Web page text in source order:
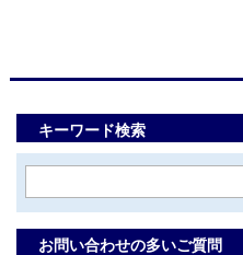
キーワード検索
お問い合わせの多いご質問